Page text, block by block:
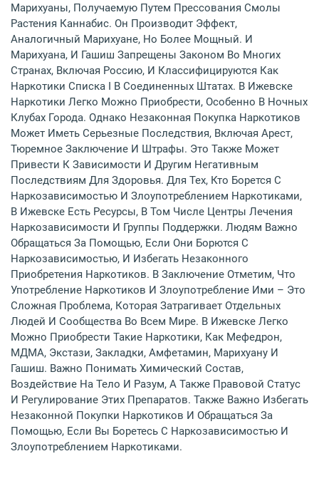
Марихуаны, Получаемую Путем Прессования Смолы
Растения Каннабис. Он Производит Эффект,
Аналогичный Марихуане, Но Более Мощный. И
Марихуана, И Гашиш Запрещены Законом Во Многих
Странах, Включая Россию, И Классифицируются Как
Наркотики Списка I В Соединенных Штатах. В Ижевске
Наркотики Легко Можно Приобрести, Особенно В Ночных
Клубах Города. Однако Незаконная Покупка Наркотиков
Может Иметь Серьезные Последствия, Включая Арест,
Тюремное Заключение И Штрафы. Это Также Может
Привести К Зависимости И Другим Негативным
Последствиям Для Здоровья. Для Тех, Кто Борется С
Наркозависимостью И Злоупотреблением Наркотиками,
В Ижевске Есть Ресурсы, В Том Числе Центры Лечения
Наркозависимости И Группы Поддержки. Людям Важно
Обращаться За Помощью, Если Они Борются С
Наркозависимостью, И Избегать Незаконного
Приобретения Наркотиков. В Заключение Отметим, Что
Употребление Наркотиков И Злоупотребление Ими – Это
Сложная Проблема, Которая Затрагивает Отдельных
Людей И Сообщества Во Всем Мире. В Ижевске Легко
Можно Приобрести Такие Наркотики, Как Мефедрон,
МДМА, Экстази, Закладки, Амфетамин, Марихуану И
Гашиш. Важно Понимать Химический Состав,
Воздействие На Тело И Разум, А Также Правовой Статус
И Регулирование Этих Препаратов. Также Важно Избегать
Незаконной Покупки Наркотиков И Обращаться За
Помощью, Если Вы Боретесь С Наркозависимостью И
Злоупотреблением Наркотиками.